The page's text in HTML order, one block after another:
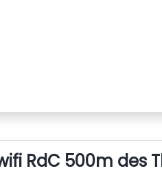
RdC 500m des